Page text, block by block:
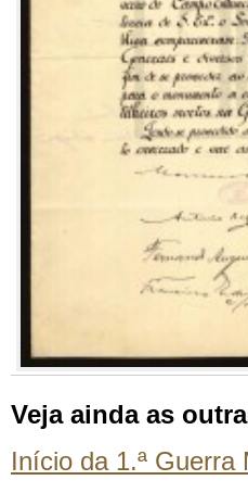
Veja ainda as
Início da 1.ª Guerra